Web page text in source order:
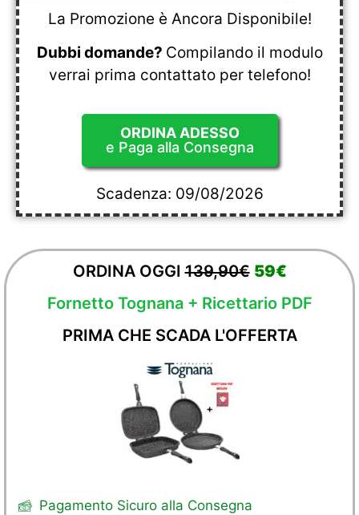
La Promozione è Ancora Disponibile!
Dubbi domande? Compilando il modulo
verrai prima contattato per telefono!
ORDINA ADESSO
e Paga alla Consegna
Scadenza: 09/08/2026
ORDINA OGGI139,90€ 59€
Fornetto Tognana + Ricettario PDF
PRIMA CHE SCADA L'OFFERTA
Pagamento Sicuro alla Consegna